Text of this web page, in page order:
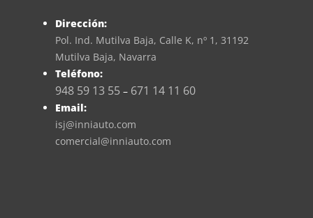
Dirección:
Pol. Ind. Mutilva Baja, Calle K, nº 1, 31192
Mutilva Baja, Navarra
Teléfono:
948 59 13 55 – 671 14 11 60
Email:
isj@inniauto.com
comercial@inniauto.com